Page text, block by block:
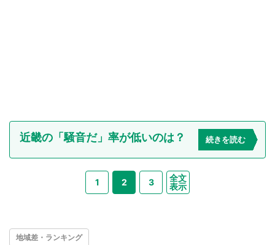
近畿の「騒音だ」率が低いのは？ 続きを読む
1 2 3
全文
表示
地域差・ランキング